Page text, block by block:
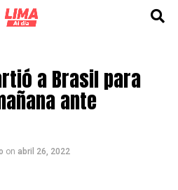
a Brasil para
ante
on abril 26, 2022